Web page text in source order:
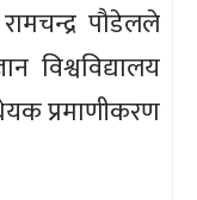
रामचन्द्र पौडेलले
विश्वविद्यालय
प्रमाणीकरण